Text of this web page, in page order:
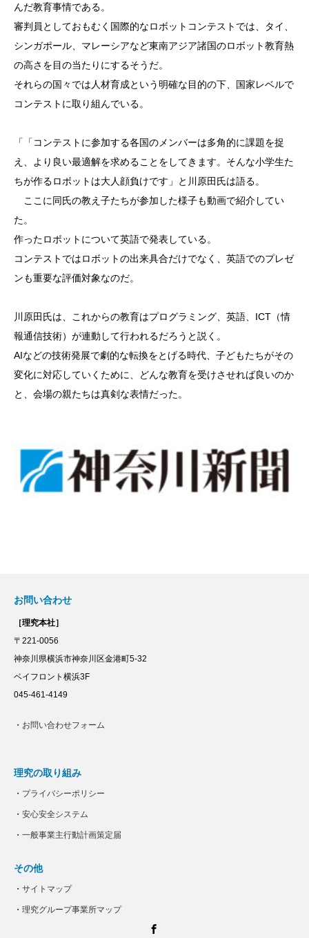
んだ教育事情である。
審判員としておもむく国際的なロボットコンテストでは、タイ、
シンガポール、マレーシアなど東南アジア諸国のロボット教育熱
の高さを目の当たりにするそうだ。
それらの国々では人材育成という明確な目的の下、国家レベルで
コンテストに取り組んでいる。
「「コンテストに参加する各国のメンバーは多角的に課題を捉
え、より良い最適解を求めることをしてきます。そんな小学生た
ちが作るロボットは大人顔負けです」と川原田氏は語る。
ここに同氏の教え子たちが参加した様子も動画で紹介してい
た。
作ったロボットについて英語で発表している。
コンテストではロボットの出来具合だけでなく、英語でのプレゼ
ンも重要な評価対象なのだ。
川原田氏は、これからの教育はプログラミング、英語、ICT（情
報通信技術）が連動して行われるだろうと説く。
AIなどの技術発展で劇的な転換をとげる時代、子どもたちがその
変化に対応していくために、どんな教育を受けさせれば良いのか
と、会場の親たちは真剣な表情だった。
お問い合わせ
［理究本社］
〒221-0056
神奈川県横浜市神奈川区金港町5-32
ベイフロント横浜3F
045-461-4149
・ お問い合わせフォーム
理究の取り組み
・ プライバシーポリシー
・ 安心安全システム
・ 一般事業主行動計画策定届
その他
・ サイトマップ
・ 理究グループ事業所マップ